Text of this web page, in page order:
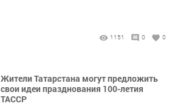
1151 0 0
Жители Татарстана могут предложить
свои идеи празднования 100-летия
ТАССР